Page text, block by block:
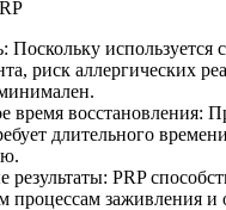
Поскольку используется
риск аллергических
время восстановления:
длительного
результаты: PRP
процессам заживления и